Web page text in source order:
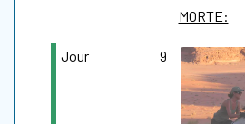
MORTE:
Jour 9